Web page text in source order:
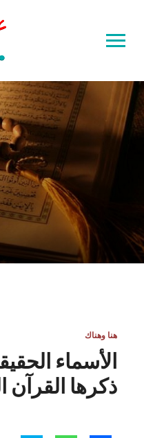
Toggle
navigation
هنا وهناك
ذكرها القرآن